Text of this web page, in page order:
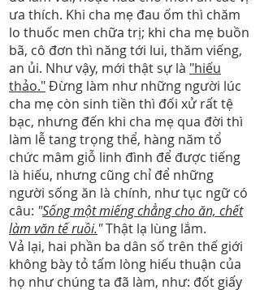
ưa thích. Khi cha mẹ đau ốm thì chăm
lo thuốc men chữa trị; khi cha mẹ buồn
bã, cô đơn thì năng tới lui, thăm viếng,
an ủi. Như vậy, mới thật sự là "hiếu
thảo."Đừng làm như những người lúc
cha mẹ còn sinh tiền thì đối xử rất tệ
bạc, nhưng đến khi cha mẹ qua đời thì
làm lễ tang trọng thể, hàng năm tổ
chức mâm giỗ linh đình để được tiếng
là hiếu, nhưng cũng chỉ để những
người sống ăn là chính, như tục ngữ có
câu: "Sống một miếng chẳng cho ăn, chết
làm văn tế ruồi."Thật lạ lùng lắm.
Vả lại, hai phần ba dân số trên thế giới
không bày tỏ tấm lòng hiếu thuận của
họ như chúng ta đã làm, như: đốt giấy